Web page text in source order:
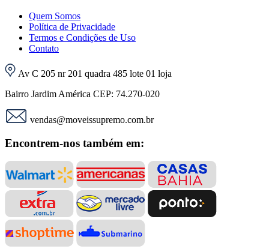
Quem Somos
Política de Privacidade
Termos e Condições de Uso
Contato
Av C 205 nr 201 quadra 485 lote 01 loja
Bairro Jardim América CEP: 74.270-020
vendas@moveissupremo.com.br
Encontrem-nos também em: